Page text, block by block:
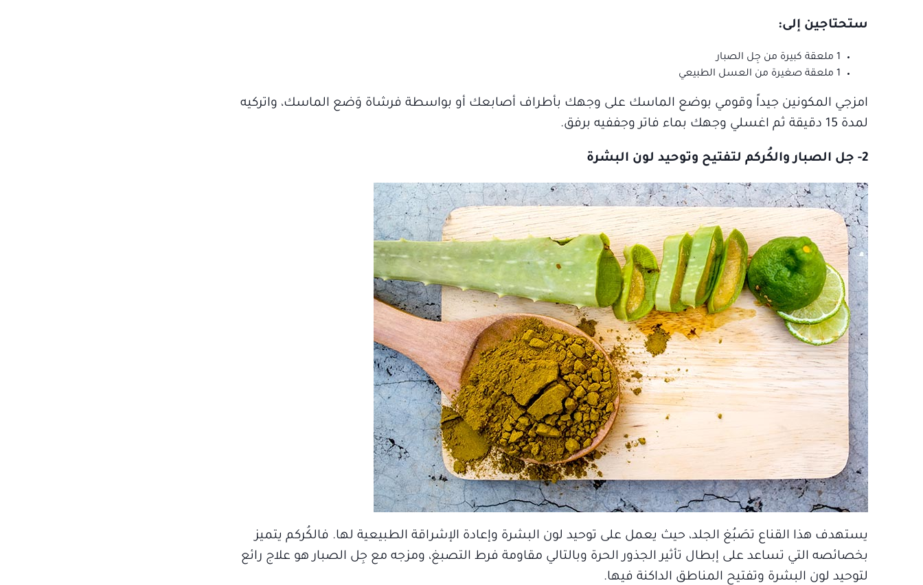
ستحتاجين إلى:
1 ملعقة كبيرة من جِل الصبار
1 ملعقة صغيرة من العسل الطبيعي
امزجي المكونين جيداً وقومي بوضع الماسك على وجهك بأطراف أصابعك أو بواسطة فرشاة وَضع الماسك، واتركيه
لمدة 15 دقيقة ثم اغسلي وجهك بماء فاتر وجففيه برفق.
2- جل الصبار والكُركم لتفتيح وتوحيد لون البشرة
يستهدف هذا القناع تصَبُغ الجلد، حيث يعمل على توحيد لون البشرة وإعادة الإشراقة الطبيعية لها. فالكُركم يتميز
بخصائصه التي تساعد على إبطال تأثير الجذور الحرة وبالتالي مقاومة فرط التصبغ، ومزجه مع جِل الصبار هو علاج رائع
لتوحيد لون البشرة وتفتيح المناطق الداكنة فيها.